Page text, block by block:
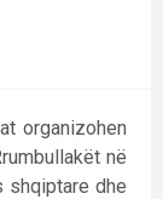
organizohen
në
shqiptare dhe